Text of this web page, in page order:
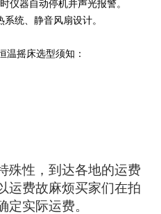
仪器自动停机并声光报警。
统、静音风扇设计。
温摇床选型须知：
殊性，到达各地的运费
运费故麻烦买家们在拍
定实际运费。